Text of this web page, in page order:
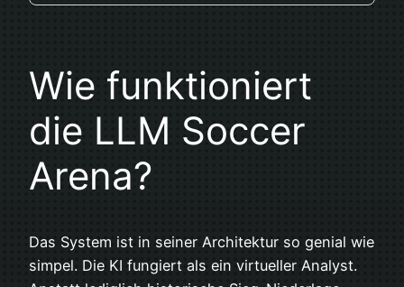
Wie funktioniert
die LLM Soccer
Arena?
Das System ist in seiner Architektur so genial wie
simpel. Die KI fungiert als ein virtueller Analyst.